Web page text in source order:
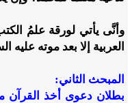
وأنَّى يأتي لورقة علمُ
العربية إلا بعد موته عليه
المبحث الثاني:
بطلان دعوى أخذ القرآن